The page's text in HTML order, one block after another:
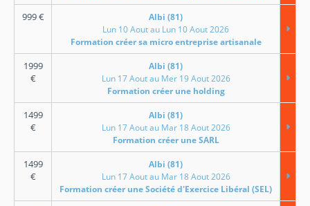
999€
Albi (81)
Lun 10 Aout au Lun 10 Aout 2026
Formation créer sa micro entreprise artisanale
1999
€
Albi (81)
Lun 17 Aout au Mer 19 Aout 2026
Formation créer une holding
1499
€
Albi (81)
Lun 17 Aout au Mar 18 Aout 2026
Formation créer une SARL
1499
€
Albi (81)
Lun 17 Aout au Mar 18 Aout 2026
Formation créer une Société d'Exercice Libéral (SEL)